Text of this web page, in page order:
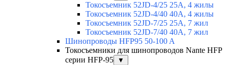
Токосъемник 52JD-4/25 25А, 4 жилы
Токосъемник 52JD-4/40 40А, 4 жилы
Токосъемник 52JD-7/25 25А, 7 жил
Токосъемник 52JD-7/40 40А, 7 жил
Шинопроводы HFP95 50-100 A
Токосъемники для шинопроводов Nante HFP
серии HFP-95
▼